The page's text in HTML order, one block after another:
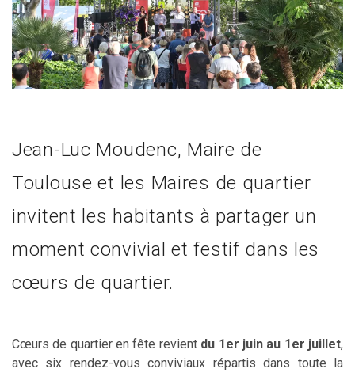
Jean-Luc Moudenc, Maire de
Toulouse et les Maires de quartier
invitent les habitants à partager un
moment convivial et festif dans les
cœurs de quartier.
Cœurs de quartier en fête revient du 1er juin au 1er juillet,
avec six rendez-vous conviviaux répartis dans toute la